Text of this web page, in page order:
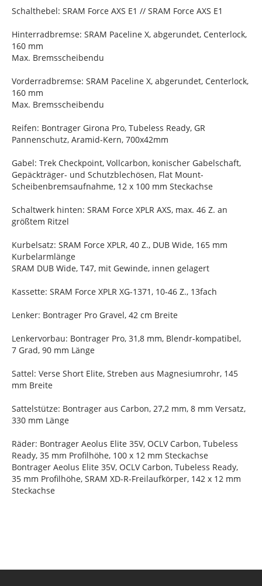
Schalthebel: SRAM Force AXS E1 // SRAM Force AXS E1
Hinterradbremse: SRAM Paceline X, abgerundet, Centerlock,
160 mm
Max. Bremsscheibendu
Vorderradbremse: SRAM Paceline X, abgerundet, Centerlock,
160 mm
Max. Bremsscheibendu
Reifen: Bontrager Girona Pro, Tubeless Ready, GR
Pannenschutz, Aramid-Kern, 700x42mm
Gabel: Trek Checkpoint, Vollcarbon, konischer Gabelschaft,
Gepäckträger- und Schutzblechösen, Flat Mount-
Scheibenbremsaufnahme, 12 x 100 mm Steckachse
Schaltwerk hinten: SRAM Force XPLR AXS, max. 46 Z. an
größtem Ritzel
Kurbelsatz: SRAM Force XPLR, 40 Z., DUB Wide, 165 mm
Kurbelarmlänge
SRAM DUB Wide, T47, mit Gewinde, innen gelagert
Kassette: SRAM Force XPLR XG-1371, 10-46 Z., 13fach
Lenker: Bontrager Pro Gravel, 42 cm Breite
Lenkervorbau: Bontrager Pro, 31,8 mm, Blendr-kompatibel,
7 Grad, 90 mm Länge
Sattel: Verse Short Elite, Streben aus Magnesiumrohr, 145
mm Breite
Sattelstütze: Bontrager aus Carbon, 27,2 mm, 8 mm Versatz,
330 mm Länge
Räder: Bontrager Aeolus Elite 35V, OCLV Carbon, Tubeless
Ready, 35 mm Profilhöhe, 100 x 12 mm Steckachse
Bontrager Aeolus Elite 35V, OCLV Carbon, Tubeless Ready,
35 mm Profilhöhe, SRAM XD-R-Freilaufkörper, 142 x 12 mm
Steckachse